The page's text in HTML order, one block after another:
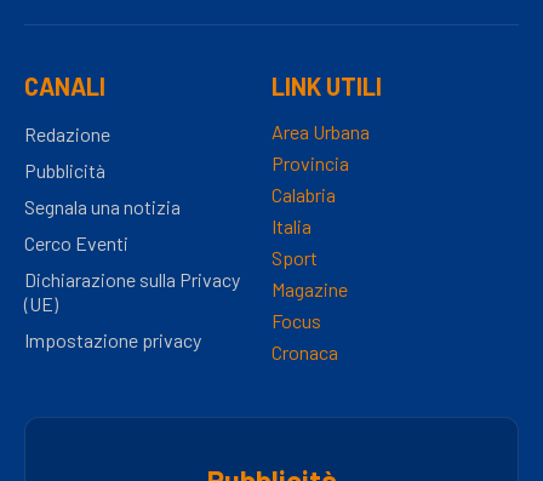
CANALI
Redazione
Pubblicità
Segnala una notizia
Cerco Eventi
Dichiarazione sulla Privacy
(UE)
Impostazione privacy
LINK UTILI
Area Urbana
Provincia
Calabria
Italia
Sport
Magazine
Focus
Cronaca